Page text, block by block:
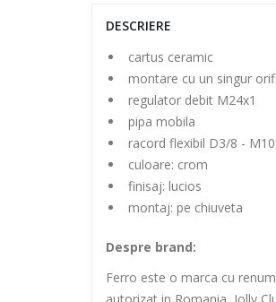
DESCRIERE
cartus ceramic
montare cu un singur
regulator debit M24x1
pipa mobila
racord flexibil D3/8 -
culoare: crom
finisaj: lucios
montaj: pe chiuveta
Despre brand:
Ferro este o marca cu